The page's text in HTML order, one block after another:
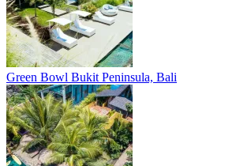
Green Bowl Bukit Peninsula, Bali